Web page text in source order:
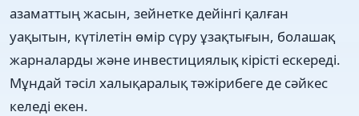
азаматтың жасын, зейнетке дейінгі қалған
уақытын, күтілетін өмір сүру ұзақтығын, болашақ
жарналарды және инвестициялық кірісті ескереді.
Мұндай тәсіл халықаралық тәжірибеге де сәйкес
келеді екен.